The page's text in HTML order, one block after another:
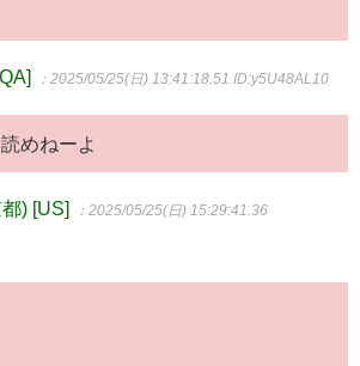
：2025/05/25(日) 13:41:18.51 ID:y5U48AL10
めねーよ
) [US] ：2025/05/25(日) 15:29:41.36